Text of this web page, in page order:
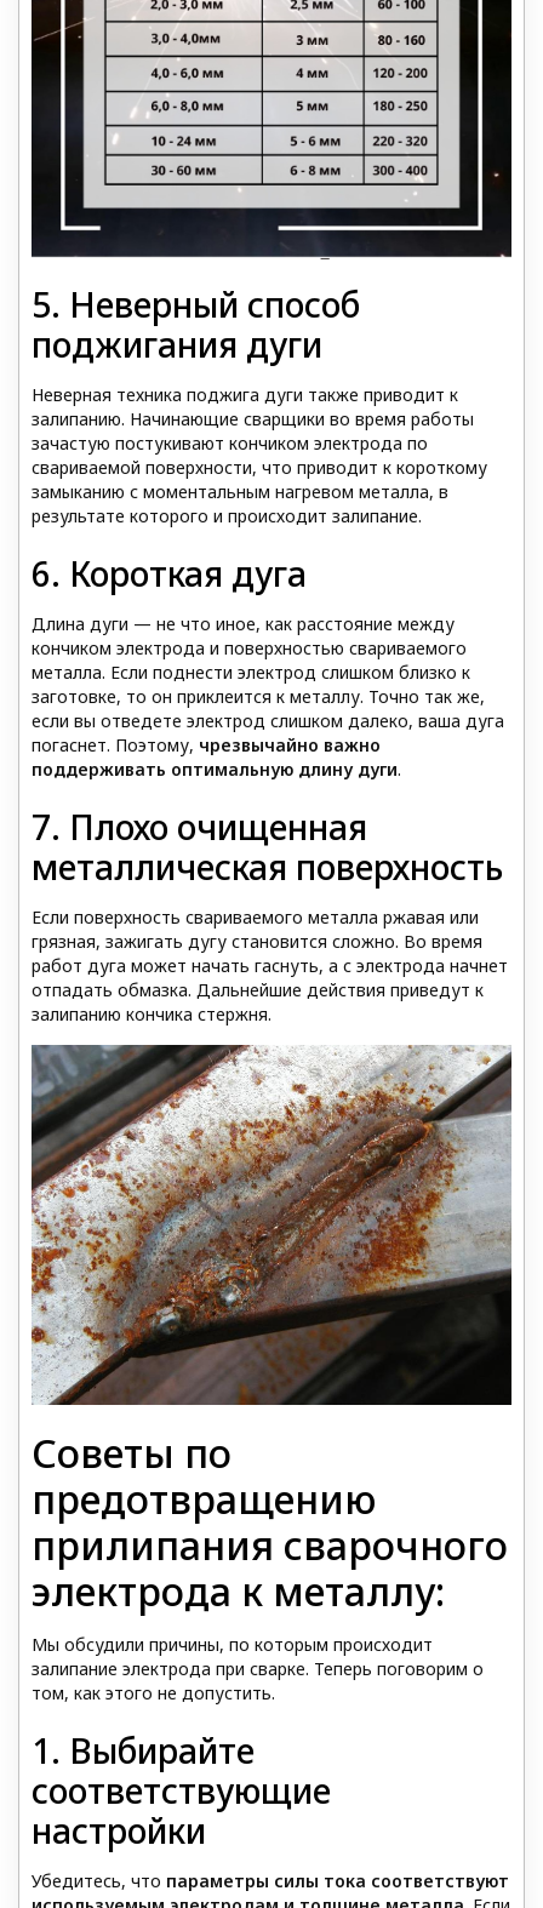
5. Неверный способ
поджигания дуги
Неверная техника поджига дуги также приводит к
залипанию. Начинающие сварщики во время работы
зачастую постукивают кончиком электрода по
свариваемой поверхности, что приводит к короткому
замыканию с моментальным нагревом металла, в
результате которого и происходит залипание.
6. Короткая дуга
Длина дуги — не что иное, как расстояние между
кончиком электрода и поверхностью свариваемого
металла. Если поднести электрод слишком близко к
заготовке, то он приклеится к металлу. Точно так же,
если вы отведете электрод слишком далеко, ваша дуга
погаснет. Поэтому, чрезвычайно важно
поддерживать оптимальную длину дуги.
7. Плохо очищенная
металлическая поверхность
Если поверхность свариваемого металла ржавая или
грязная, зажигать дугу становится сложно. Во время
работ дуга может начать гаснуть, а с электрода начнет
отпадать обмазка. Дальнейшие действия приведут к
залипанию кончика стержня.
Советы по
предотвращению
прилипания сварочного
электрода к металлу:
Мы обсудили причины, по которым происходит
залипание электрода при сварке. Теперь поговорим о
том, как этого не допустить.
1. Выбирайте
соответствующие
настройки
Убедитесь, что параметры силы тока соответствуют